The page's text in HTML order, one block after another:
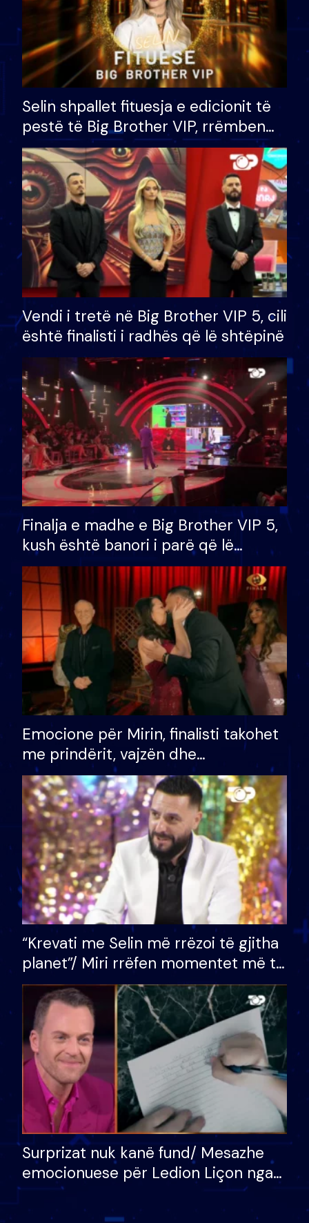
Selin shpallet fituesja e edicionit të
pestë të Big Brother VIP, rrëmben
çmimin e madh prej 100 mijë eurosh
Vendi i tretë në Big Brother VIP 5, cili
është finalisti i radhës që lë shtëpinë
Finalja e madhe e Big Brother VIP 5,
kush është banori i parë që lë
shtëpinë dhe humb mundësinë për
të fituar çmimin e madh
Emocione për Mirin, finalisti takohet
me prindërit, vajzën dhe
bashkëshorten: S’kemi ndonjë letër
divorci apo jo?
“Krevati me Selin më rrëzoi të gjitha
planet”/ Miri rrëfen momentet më të
bukura në shtëpinë e BB VIP: Do më
mungojë zilja e mëngjesit kur…
Surprizat nuk kanë fund/ Mesazhe
emocionuese për Ledion Liçon nga
nëna dhe fëmijët e tij, moderatori
nuk i mban dot lotët: Nuk meritoj…